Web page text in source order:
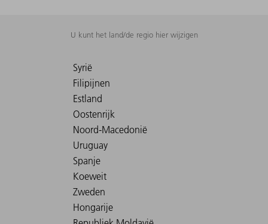
U kunt het land/de regio hier wijzigen